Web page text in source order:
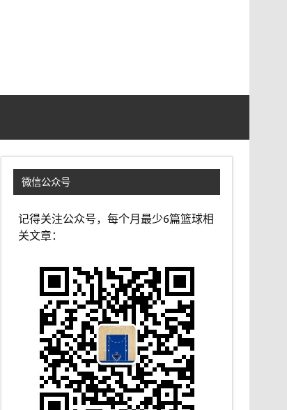
微信公众号
记得关注公众号，每个月最少6篇篮球相
关文章：